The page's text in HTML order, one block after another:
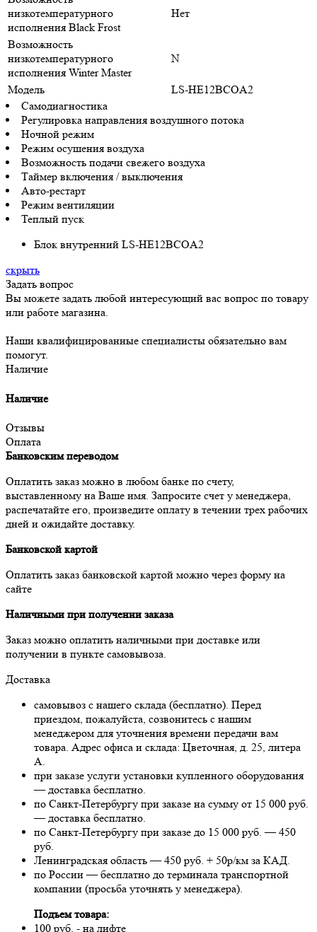
низкотемпературного
исполнения Black Frost
Нет
Возможность
низкотемпературного
исполнения Winter Master
N
Модель
LS-HE12BCOA2
Самодиагностика
Регулировка направления воздушного потока
Ночной режим
Режим осушения воздуха
Возможность подачи свежего воздуха
Таймер включения / выключения
Авто-рестарт
Режим вентиляции
Теплый пуск
Блок внутренний LS-HE12BCOA2
скрыть
Задать вопрос
Вы можете задать любой интересующий вас вопрос по товару
или работе магазина.
Наши квалифицированные специалисты обязательно вам
помогут.
Наличие
Наличие
Отзывы
Оплата
Банковским переводом
Оплатить заказ можно в любом банке по счету,
выставленному на Ваше имя. Запросите счет у менеджера,
распечатайте его, произведите оплату в течении трех рабочих
дней и ожидайте доставку.
Банковской картой
Оплатить заказ банковской картой можно через форму на
сайте
Наличными при получении заказа
Заказ можно оплатить наличными при доставке или
получении в пункте самовывоза.
Доставка
самовывоз с нашего склада (бесплатно). Перед
приездом, пожалуйста, созвонитесь с нашим
менеджером для уточнения времени передачи вам
товара. Адрес офиса и склада: Цветочная, д. 25, литера
А.
при заказе услуги установки купленного оборудования
— доставка бесплатно.
по Санкт-Петербургу при заказе на сумму от 15 000 руб.
— доставка бесплатно.
по Санкт-Петербургу при заказе до 15 000 руб. — 450
руб.
Ленинградская область — 450 руб. + 50р/км за КАД.
по России — бесплатно до терминала транспортной
компании (просьба уточнять у менеджера).
Подъем товара:
100 руб. - на лифте